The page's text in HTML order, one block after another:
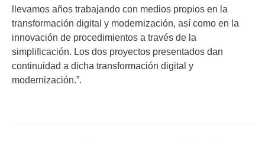
llevamos años trabajando con medios propios en la
transformación digital y modernización, así como en la
innovación de procedimientos a través de la
simplificación. Los dos proyectos presentados dan
continuidad a dicha transformación digital y
modernización.”.